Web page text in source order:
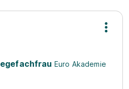
Euro Akademie